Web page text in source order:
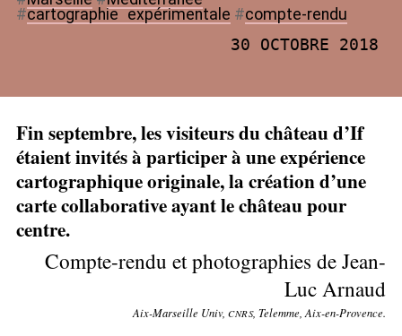
#cartographie_expérimentale #compte-rendu
30 OCTOBRE 2018
Fin septembre, les visiteurs du château d’If
étaient invités à participer à une expérience
cartographique originale, la création d’une
carte collaborative ayant le château pour
centre.
Compte-rendu et photographies de Jean-
Luc Arnaud
Aix-Marseille Univ,CNRS, Telemme, Aix-en-Provence.